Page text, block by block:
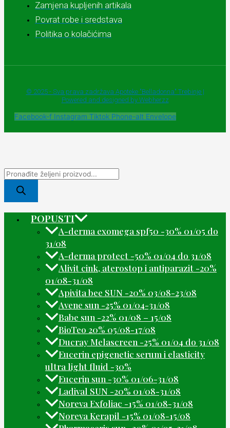
Zamjena kupljenih artikala
Povrat robe i sredstava
Politika o kolačićima
© 2025 - Sva prava zadržava Apoteke "Belladonna" Trebinje |
Powered and designed by Webherzz
Facebook-f Instagram Tiktok Phone-alt Envelope
POPUSTI
A-derma exomega spf50 -30% 01/05 do
31/08
A-derma protect -50% 01/04 do 31/08
Alivit cink, aterostop i antiparazit -20%
01/08-31/08
Apivita bee SUN -20% 03/08-23/08
Avene sun -25% 01/04-31/08
Babe sun -22% 01/08 – 15/08
BioTeo 20% 05/08-17/08
Ducray Melascreen -25% 01/04 do 31/08
Eucerin epigenetic serum i elasticity
ultra light fluid -30%
Eucerin sun -30% 01/06-31/08
Ladival SUN -20% 01/08-31/08
Noreva Exfoliac -15% 01/08-31/08
Noreva Kerapil -15% 01/08-15/08